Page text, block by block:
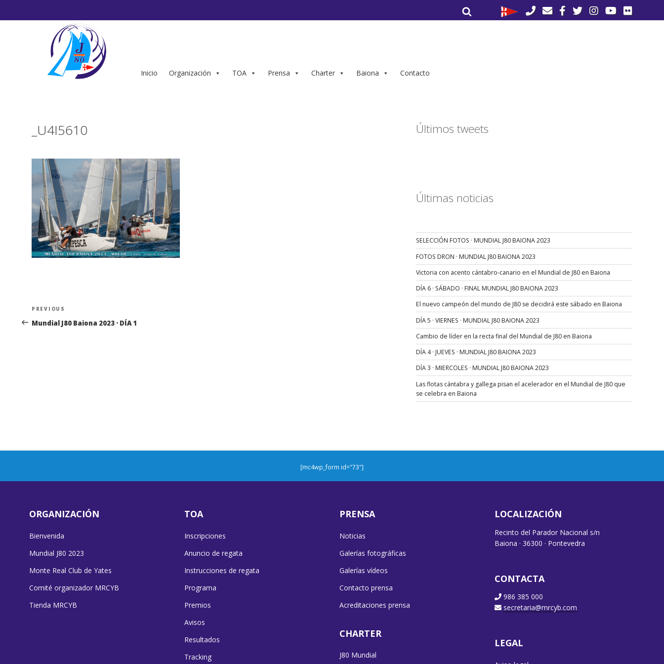
por:
Inicio Organización TOA Prensa Charter Baiona Contacto
_U4I5610
Navegación
de
Previous
Post
PREVIOUS
Mundial J80 Baiona 2023 · DÍA 1
Últimos tweets
Últimas noticias
SELECCIÓN FOTOS · MUNDIAL J80 BAIONA 2023
FOTOS DRON · MUNDIAL J80 BAIONA 2023
Victoria con acento cántabro-canario en el Mundial de J80 en Baiona
DÍA 6 · SÁBADO · FINAL MUNDIAL J80 BAIONA 2023
El nuevo campeón del mundo de J80 se decidirá este sábado en Baiona
DÍA 5 · VIERNES · MUNDIAL J80 BAIONA 2023
Cambio de líder en la recta final del Mundial de J80 en Baiona
DÍA 4 · JUEVES · MUNDIAL J80 BAIONA 2023
DÍA 3 · MIERCOLES · MUNDIAL J80 BAIONA 2023
Las flotas cántabra y gallega pisan el acelerador en el Mundial de J80 que
se celebra en Baiona
[mc4wp_form id="73"]
ORGANIZACIÓN
Bienvenida
Mundial J80 2023
Monte Real Club de Yates
Comité organizador MRCYB
Tienda MRCYB
TOA
Inscripciones
Anuncio de regata
Instrucciones de regata
Programa
Premios
Avisos
Resultados
Tracking
PRENSA
Noticias
Galerías fotográficas
Galerías vídeos
Contacto prensa
Acreditaciones prensa
CHARTER
J80 Mundial
LOCALIZACIÓN
Recinto del Parador Nacional s/n
Baiona · 36300 · Pontevedra
CONTACTA
986 385 000
secretaria@mrcyb.com
LEGAL